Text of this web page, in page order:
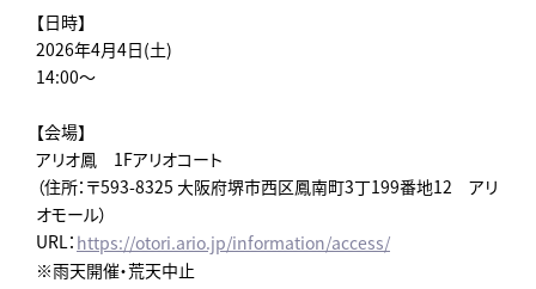
【日時】
2026年4月4日(土)
14:00～
【会場】
アリオ鳳 1Fアリオコート
（住所：〒593-8325 大阪府堺市西区鳳南町3丁199番地12 アリ
オモール）
URL： https://otori.ario.jp/information/access/
※雨天開催・荒天中止